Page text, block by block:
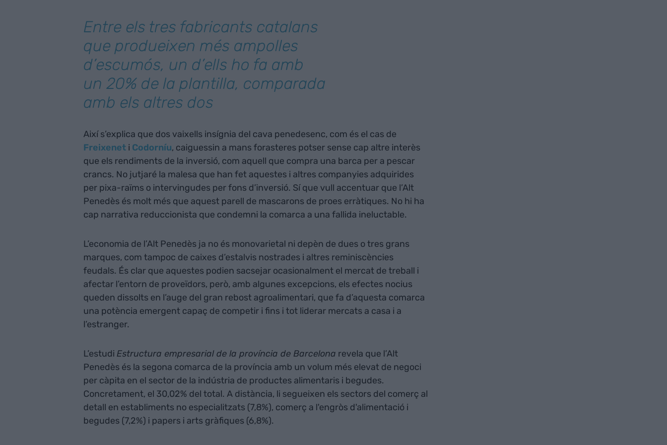
Entre els tres fabricants catalans
que produeixen més ampolles
d’escumós, un d’ells ho fa amb
un 20% de la plantilla, comparada
amb els altres dos
Així s’explica que dos vaixells insígnia del cava penedesenc, com és el cas de
Freixenet i Codorníu, caiguessin a mans forasteres potser sense cap altre interès
que els rendiments de la inversió, com aquell que compra una barca per a pescar
crancs. No jutjaré la malesa que han fet aquestes i altres companyies adquirides
per pixa-raïms o intervingudes per fons d’inversió. Sí que vull accentuar que l’Alt
Penedès és molt més que aquest parell de mascarons de proes erràtiques. No hi ha
cap narrativa reduccionista que condemni la comarca a una fallida ineluctable.
L’economia de l’Alt Penedès ja no és monovarietal ni depèn de dues o tres grans
marques, com tampoc de caixes d’estalvis nostrades i altres reminiscències
feudals. És clar que aquestes podien sacsejar ocasionalment el mercat de treball i
afectar l’entorn de proveïdors, però, amb algunes excepcions, els efectes nocius
queden dissolts en l’auge del gran rebost agroalimentari, que fa d’aquesta comarca
una potència emergent capaç de competir i fins i tot liderar mercats a casa i a
l’estranger.
L’estudi Estructura empresarial de la província de Barcelona revela que l’Alt
Penedès és la segona comarca de la província amb un volum més elevat de negoci
per càpita en el sector de la indústria de productes alimentaris i begudes.
Concretament, el 30,02% del total. A distància, li segueixen els sectors del comerç al
detall en establiments no especialitzats (7,8%), comerç a l'engròs d'alimentació i
begudes (7,2%) i papers i arts gràfiques (6,8%).